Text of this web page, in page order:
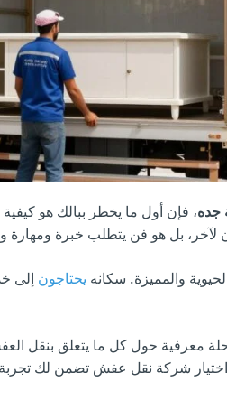
جده، فإن أول ما يخطر ببالك هو
بل هو فن يتطلب خبرة ومهارة
والمميزة. سكانه يحتاجون إلى
معرفية حول كل ما يتعلق بنقل
اختيار شركة نقل عفش تضمن لك